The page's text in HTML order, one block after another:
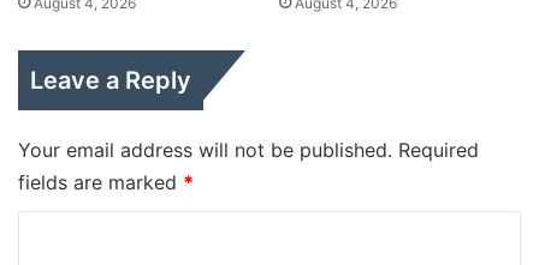
Leave a Reply
Your email address will not be published. Required
fields are marked *